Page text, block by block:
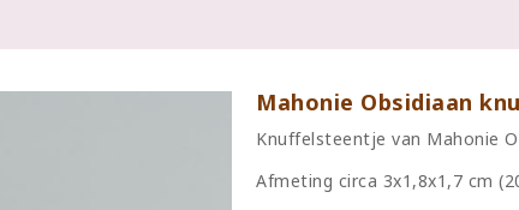
Mahonie Obsidiaan
Knuffelsteentje van Mahonie
Afmeting circa 3x1,8x1,7 cm